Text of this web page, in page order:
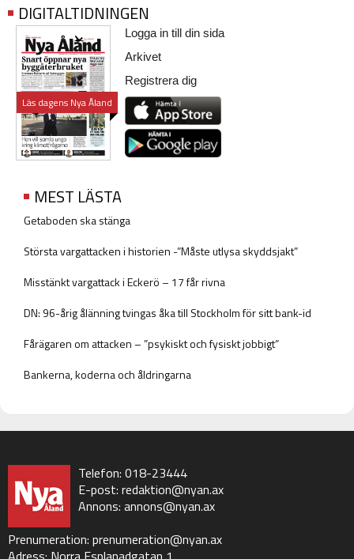
DIGITALTIDNINGEN
Läs dagens Nya Åland
Logga in till din sida
Arkivet
Registrera dig
MEST LÄSTA
Getaboden ska stänga
Största vargattacken i historien -”Måste utlysa skyddsjakt”
Misstänkt vargattack i Eckerö – 17 får rivna
DN: 96-årig ålänning tvingas åka till Stockholm för sitt bank-id
Fårägaren om attacken – ”psykiskt och fysiskt jobbigt”
Bankerna, koderna och åldringarna
Telefon: 018-23444
E-post: redaktion@nyan.ax
Annons: annons@nyan.ax
Prenumeration: prenumeration@nyan.ax